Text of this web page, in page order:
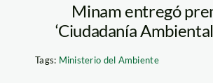
Minam entregó
‘Ciudadanía
Tags: Ministerio del Ambiente